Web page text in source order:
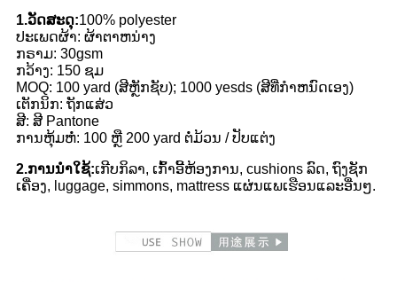
1.ວັດສະດຸ:100% polyester
ປະເພດຜ້າ: ຜ້າຕາຫນ່າງ
ກຣາມ: 30gsm
ກວ້າງ: 150 ຊມ
MOQ: 100 yard (ສີຫຼັກຊັບ); 1000 yesds (ສີທີ່ກໍາຫນົດເອງ)
ເຕັກນິກ: ຖັກແສ່ວ
ສີ: ສີ Pantone
ການຫຸ້ມຫໍ່: 100 ຫຼື 200 yard ຕໍ່ມ້ວນ / ປັບແຕ່ງ
2.ການ​ນໍາ​ໃຊ້​:ເກີບກິລາ, ເກົ້າອີ້ຫ້ອງການ, cushions ລົດ, ຖົງຊັກ
ເຄື່ອງ, luggage, simmons, mattress ແຜ່ນແພເຮືອນແລະອື່ນໆ.